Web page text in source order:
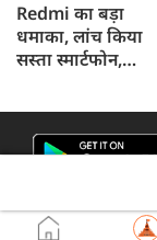
Redmi का बड़ा
धमाका, लांच किया
सस्ता स्मार्टफोन,